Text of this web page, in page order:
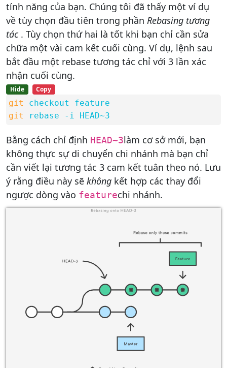
tính năng của bạn. Chúng tôi đã thấy một ví dụ
về tùy chọn đầu tiên trong phần Rebasing tương
tác. Tùy chọn thứ hai là tốt khi bạn chỉ cần sửa
chữa một vài cam kết cuối cùng. Ví dụ, lệnh sau
bắt đầu một rebase tương tác chỉ với 3 lần xác
nhận cuối cùng.
Hide Copy
git
checkout feature
git
rebase -i HEAD~3
Bằng cách chỉ định HEAD~3làm cơ sở mới, bạn
không thực sự di chuyển chi nhánh mà bạn chỉ
cần viết lại tương tác 3 cam kết tuân theo nó. Lưu
ý rằng điều này sẽ không kết hợp các thay đổi
ngược dòng vào featurechi nhánh.